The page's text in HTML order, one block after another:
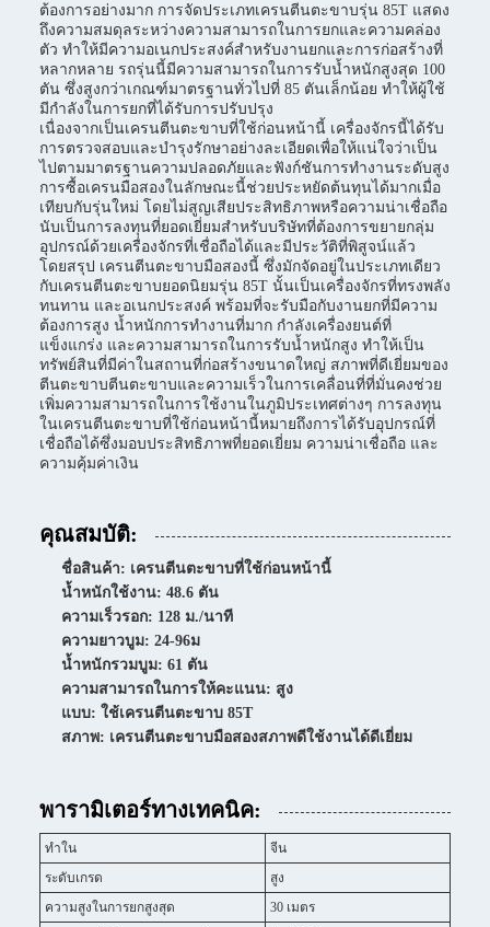
ต้องการอย่างมาก การจัดประเภทเครนตีนตะขาบรุ่น 85T แสดง
ถึงความสมดุลระหว่างความสามารถในการยกและความคล่อง
ตัว ทำให้มีความอเนกประสงค์สำหรับงานยกและการก่อสร้างที่
หลากหลาย รถรุ่นนี้มีความสามารถในการรับน้ำหนักสูงสุด 100
ตัน ซึ่งสูงกว่าเกณฑ์มาตรฐานทั่วไปที่ 85 ตันเล็กน้อย ทำให้ผู้ใช้
มีกำลังในการยกที่ได้รับการปรับปรุง
เนื่องจากเป็นเครนตีนตะขาบที่ใช้ก่อนหน้านี้ เครื่องจักรนี้ได้รับ
การตรวจสอบและบำรุงรักษาอย่างละเอียดเพื่อให้แน่ใจว่าเป็น
ไปตามมาตรฐานความปลอดภัยและฟังก์ชันการทำงานระดับสูง
การซื้อเครนมือสองในลักษณะนี้ช่วยประหยัดต้นทุนได้มากเมื่อ
เทียบกับรุ่นใหม่ โดยไม่สูญเสียประสิทธิภาพหรือความน่าเชื่อถือ
นับเป็นการลงทุนที่ยอดเยี่ยมสำหรับบริษัทที่ต้องการขยายกลุ่ม
อุปกรณ์ด้วยเครื่องจักรที่เชื่อถือได้และมีประวัติที่พิสูจน์แล้ว
โดยสรุป เครนตีนตะขาบมือสองนี้ ซึ่งมักจัดอยู่ในประเภทเดียว
กับเครนตีนตะขาบยอดนิยมรุ่น 85T นั้นเป็นเครื่องจักรที่ทรงพลัง
ทนทาน และอเนกประสงค์ พร้อมที่จะรับมือกับงานยกที่มีความ
ต้องการสูง น้ำหนักการทำงานที่มาก กำลังเครื่องยนต์ที่
แข็งแกร่ง และความสามารถในการรับน้ำหนักสูง ทำให้เป็น
ทรัพย์สินที่มีค่าในสถานที่ก่อสร้างขนาดใหญ่ สภาพที่ดีเยี่ยมของ
ตีนตะขาบตีนตะขาบและความเร็วในการเคลื่อนที่ที่มั่นคงช่วย
เพิ่มความสามารถในการใช้งานในภูมิประเทศต่างๆ การลงทุน
ในเครนตีนตะขาบที่ใช้ก่อนหน้านี้หมายถึงการได้รับอุปกรณ์ที่
เชื่อถือได้ซึ่งมอบประสิทธิภาพที่ยอดเยี่ยม ความน่าเชื่อถือ และ
ความคุ้มค่าเงิน
คุณสมบัติ:
ชื่อสินค้า: เครนตีนตะขาบที่ใช้ก่อนหน้านี้
น้ำหนักใช้งาน: 48.6 ตัน
ความเร็วรอก: 128 ม./นาที
ความยาวบูม: 24-96ม
น้ำหนักรวมบูม: 61 ตัน
ความสามารถในการให้คะแนน: สูง
แบบ: ใช้เครนตีนตะขาบ 85T
สภาพ: เครนตีนตะขาบมือสองสภาพดีใช้งานได้ดีเยี่ยม
พารามิเตอร์ทางเทคนิค:
ทำใน
จีน
ระดับเกรด
สูง
ความสูงในการยกสูงสุด
30 เมตร